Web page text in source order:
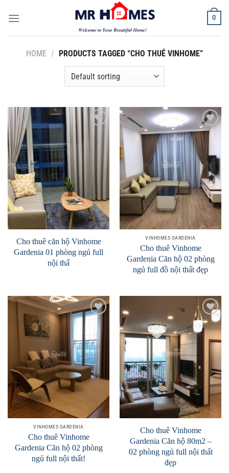
0
HOME / PRODUCTS TAGGED “CHO THUÊ VINHOME”
Cho thuê căn hộ Vinhome
Gardenia 01 phòng ngủ full
nội thấ
Add to
Wishlist
VINHOMES GARDENIA
Cho thuê Vinhome
Gardenia Căn hộ 02 phòng
ngủ full đồ nội thất đẹp
Add to
Wishlist
VINHOMES GARDENIA
Cho thuê Vinhome
Gardenia Căn hộ 02 phòng
ngủ full nội thất!
Add to
Cho thuê Vinhome
Gardenia Căn hộ 80m2 –
02 phòng ngủ full nội thất
đẹp